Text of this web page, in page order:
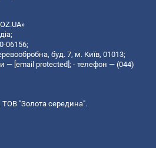
06156;
буд. 7, м. Київ, 01013;
— [email protected]; - телефон — (044)
ТОВ "Золота середина".